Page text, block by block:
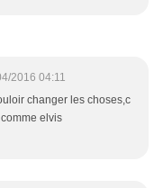
2016 04:11
changer les choses,c
elvis